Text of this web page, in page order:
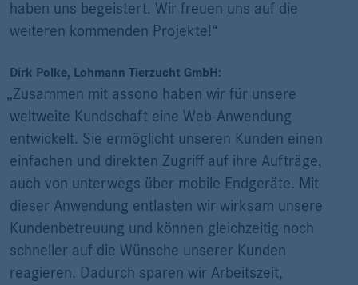
haben uns begeistert. Wir freuen uns auf die
weiteren kommenden Projekte!“
Dirk Polke, Lohmann Tierzucht GmbH:
„Zusammen mit assono haben wir für unsere
weltweite Kundschaft eine Web-Anwendung
entwickelt. Sie ermöglicht unseren Kunden einen
einfachen und direkten Zugriff auf ihre Aufträge,
auch von unterwegs über mobile Endgeräte. Mit
dieser Anwendung entlasten wir wirksam unsere
Kundenbetreuung und können gleichzeitig noch
schneller auf die Wünsche unserer Kunden
reagieren. Dadurch sparen wir Arbeitszeit,